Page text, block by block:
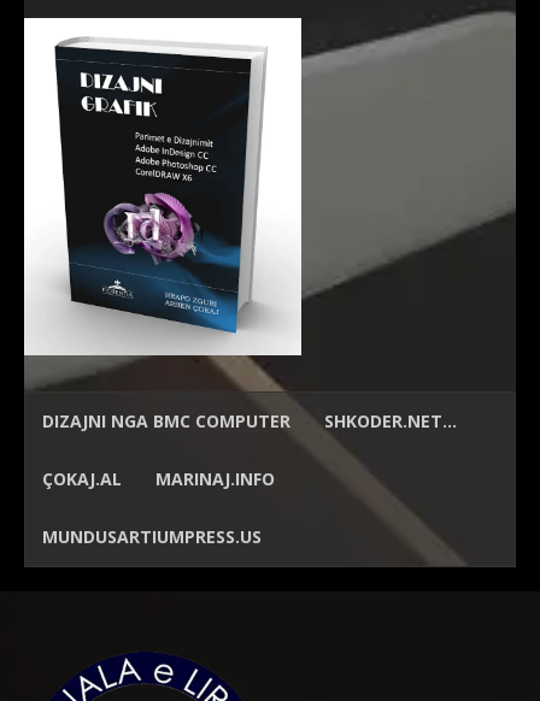
DIZAJNI NGA BMC COMPUTER SHKODER.NET…
ÇOKAJ.AL MARINAJ.INFO
MUNDUSARTIUMPRESS.US